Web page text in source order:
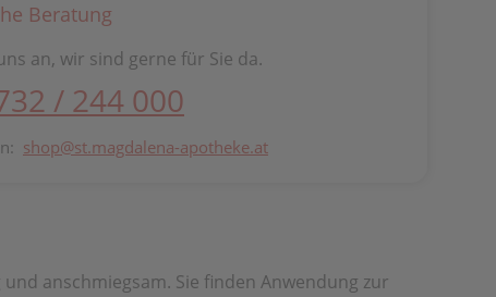
Beratung
an, wir sind gerne für Sie da.
/ 244 000
shop@st.magdalena-apotheke.at
anschmiegsam. Sie finden Anwendung zur